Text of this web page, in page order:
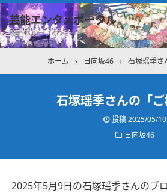
芸能エンタメポータル
坂道グループのメンバーブログを中心に紹介し
ホーム › 日向坂46 › 石塚瑶季さ
石塚瑶季さんの「ご
投稿2025/05/10
日向坂46
2025年5月9日の石塚瑶季さんのブ